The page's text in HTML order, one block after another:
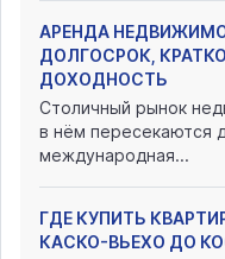
АРЕНДА
ДОЛГОСРОК,
ДОХОДНОСТЬ
Столичный рынок
в нём пересекаются
международная...
ГДЕ КУПИТЬ
КАСКО-ВЬЕХО ДО